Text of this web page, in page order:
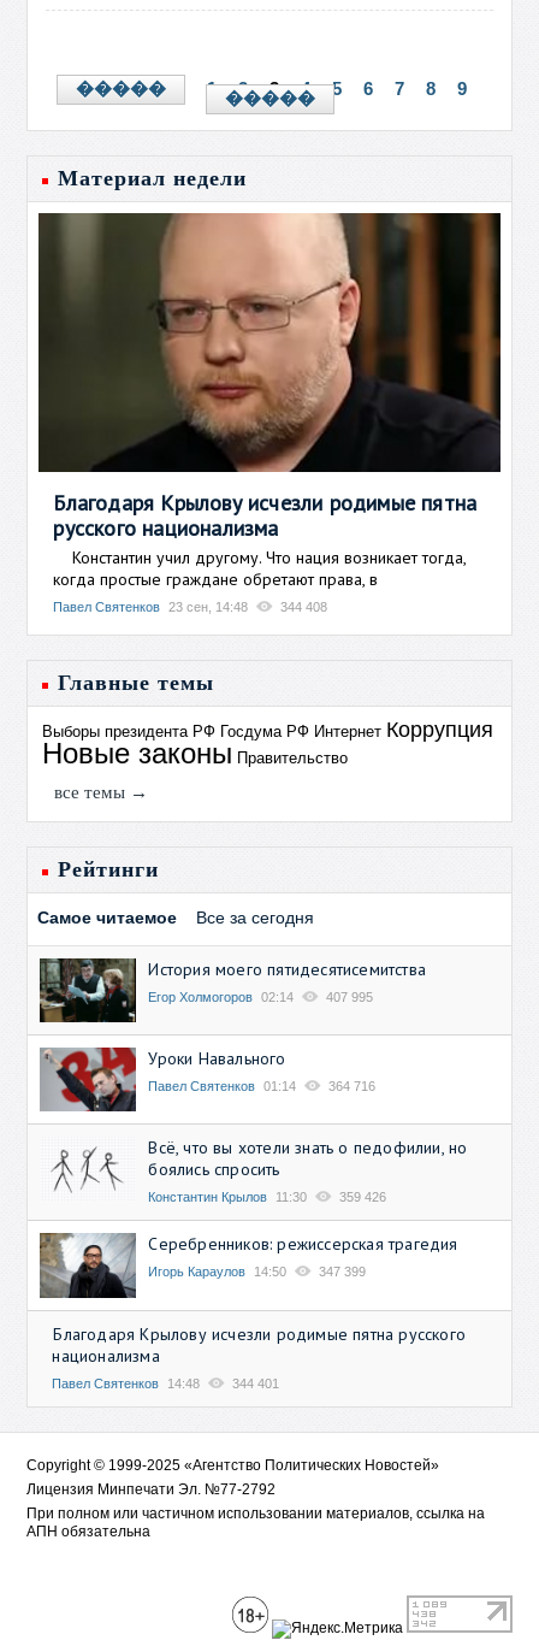
����� 1 2 3 4 5 6 7 8 9
�����
Материал недели
Благодаря Крылову исчезли родимые пятна
русского национализма
Константин учил другому. Что нация возникает тогда,
когда простые граждане обретают права, в
Павел Святенков 23 сен, 14:48 344 408
Главные темы
Выборы президента РФ Госдума РФ Интернет Коррупция
Новые законы Правительство
все темы →
Рейтинги
Самое читаемое Все за сегодня
История моего пятидесятисемитства
Егор Холмогоров 02:14 407 995
Уроки Навального
Павел Святенков 01:14 364 716
Всё, что вы хотели знать о педофилии, но
боялись спросить
Константин Крылов 11:30 359 426
Серебренников: режиссерская трагедия
Игорь Караулов 14:50 347 399
Благодаря Крылову исчезли родимые пятна русского
национализма
Павел Святенков 14:48 344 401
Copyright © 1999-2025 «Агентство Политических Новостей»
Лицензия Минпечати Эл. №77-2792
При полном или частичном использовании материалов, ссылка на
АПН обязательна